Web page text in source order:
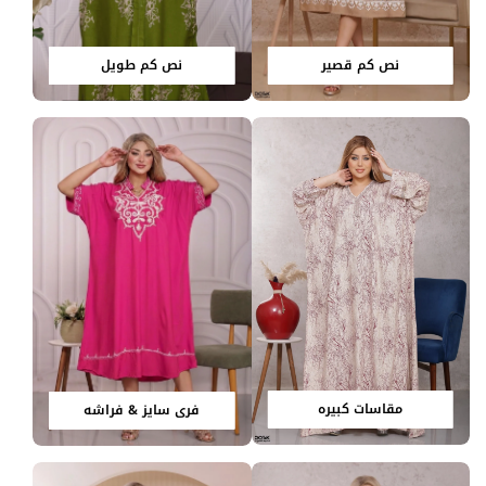
نص كم قصير نص كم طويل
مقاسات كبيره فري سايز & فراشه